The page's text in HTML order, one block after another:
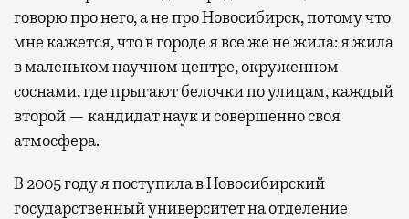
говорю про него, а не про Новосибирск, потому что
мне кажется, что в городе я все же не жила: я жила
в маленьком научном центре, окруженном
соснами, где прыгают белочки по улицам, каждый
второй — кандидат наук и совершенно своя
атмосфера.
В 2005 году я поступила в Новосибирский
государственный университет на отделение